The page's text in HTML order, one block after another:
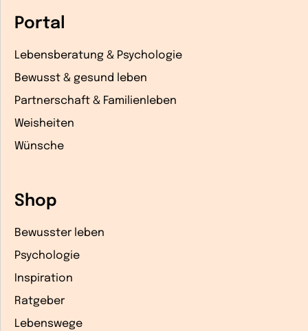
Portal
Lebensberatung & Psychologie
Bewusst & gesund leben
Partnerschaft & Familienleben
Weisheiten
Wünsche
Shop
Bewusster leben
Psychologie
Inspiration
Ratgeber
Lebenswege